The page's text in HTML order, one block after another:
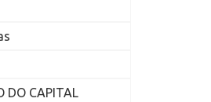
DO CAPITAL